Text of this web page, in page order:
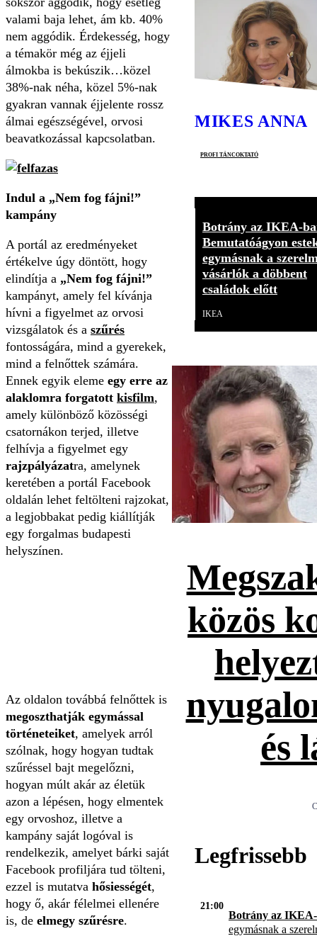
valami baja lehet, ám kb. 40%
nem aggódik. Érdekesség, hogy
a témakör még az éjjeli
álmokba is bekúszik…közel
38%-nak néha, közel 5%-nak
gyakran vannak éjjelente rossz
álmai egészségével, orvosi
beavatkozással kapcsolatban.
Indul a „Nem fog fájni!”
kampány
A portál az eredményeket
értékelve úgy döntött, hogy
elindítja a „Nem fog fájni!”
kampányt, amely fel kívánja
hívni a figyelmet az orvosi
vizsgálatok és a szűrés
fontosságára, mind a gyerekek,
mind a felnőttek számára.
Ennek egyik eleme egy erre az
alaklomra forgatott kisfilm,
amely különböző közösségi
csatornákon terjed, illetve
felhívja a figyelmet egy
rajzpályázatra, amelynek
keretében a portál Facebook
oldalán lehet feltölteni rajzokat,
a legjobbakat pedig kiállítják
egy forgalmas budapesti
helyszínen.
Az oldalon továbbá felnőttek is
megoszthatják egymással
történeteiket, amelyek arról
szólnak, hogy hogyan tudtak
szűréssel bajt megelőzni,
hogyan múlt akár az életük
azon a lépésen, hogy elmentek
egy orvoshoz, illetve a
kampány saját logóval is
rendelkezik, amelyet bárki saját
Facebook profiljára tud tölteni,
ezzel is mutatva hősiességét,
hogy ő, akár félelmei ellenére
is, de elmegy szűrésre.
MIKES ANNA
profi táncoktató
Botrány az IKEA-
Bemutatóágyon
egymásnak a
vásárlók a döbbent
családok előtt
IKEA
közös
és
Legfrissebb
21:00
Botrány az
egymásnak a